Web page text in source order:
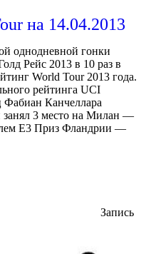
на 14.04.2013
однодневной гонки
Рейс 2013 в 10 раз в
World Tour 2013 года.
рейтинга UCI
Фабиан Канчеллара
занял 3 место на Милан —
Е3 Приз Фландрии —
Запись